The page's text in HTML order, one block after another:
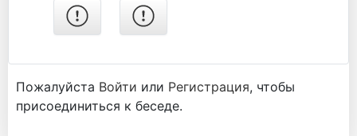
Пожалуйста Войти или Регистрация, чтобы
присоединиться к беседе.